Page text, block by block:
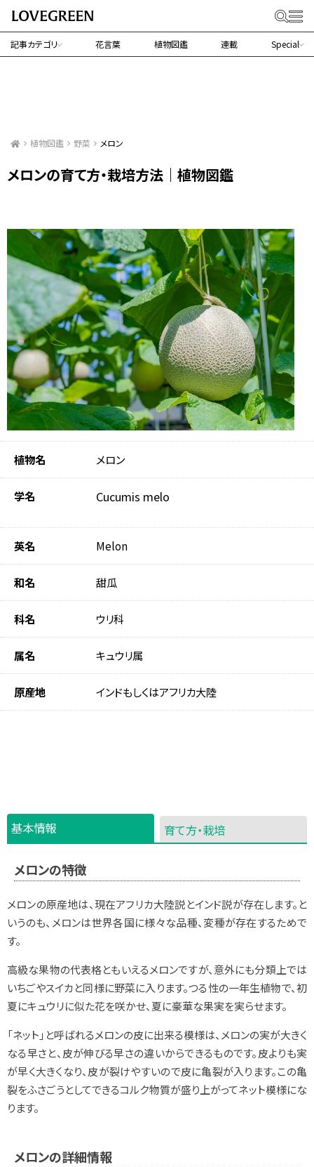
記事カテゴリ 花言葉 植物図鑑 連載 Special
植物図鑑 野菜 メロン
メロンの育て方・栽培方法｜植物図鑑
植物名 メロン
学名 Cucumis melo
英名 Melon
和名 甜瓜
科名 ウリ科
属名 キュウリ属
原産地 インドもしくはアフリカ大陸
基本情報 育て方・栽培
メロンの特徴
メロンの原産地は、現在アフリカ大陸説とインド説が存在します。と
いうのも、メロンは世界各国に様々な品種、変種が存在するためで
す。
高級な果物の代表格ともいえるメロンですが、意外にも分類上では
いちごやスイカと同様に野菜に入ります。つる性の一年生植物で、初
夏にキュウリに似た花を咲かせ、夏に豪華な果実を実らせます。
「ネット」と呼ばれるメロンの皮に出来る模様は、メロンの実が大きく
なる早さと、皮が伸びる早さの違いからできるものです。皮よりも実
が早く大きくなり、皮が裂けやすいので皮に亀裂が入ります。この亀
裂をふさごうとしてできるコルク物質が盛り上がってネット模様にな
ります。
メロンの詳細情報